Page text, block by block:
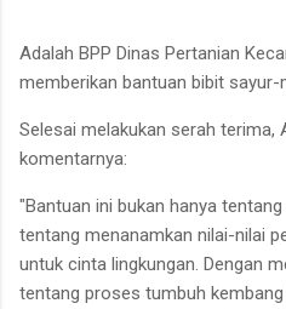
Adalah BPP Dinas Pertanian
memberikan bantuan bibit sayur-
Selesai melakukan serah terima,
komentarnya:
"Bantuan ini bukan hanya
tentang menanamkan nilai-nilai
untuk cinta lingkungan. Dengan
tentang proses tumbuh